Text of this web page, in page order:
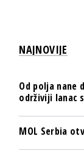
NAJNOVIJE
Od polja nane
održiviji lanac
MOL Serbia